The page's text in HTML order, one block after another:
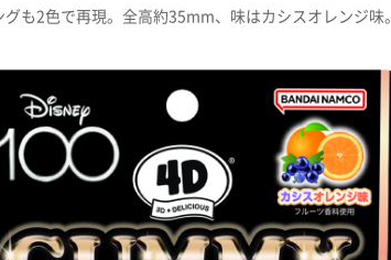
も2色で再現。全高約35mm、味はカシスオレンジ味。